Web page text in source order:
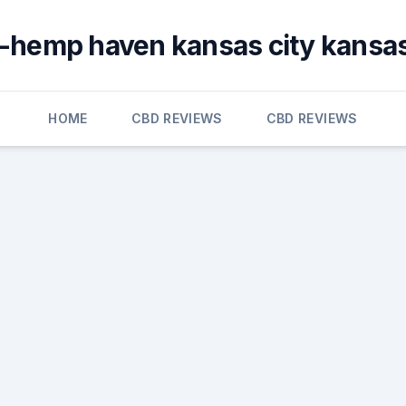
haven kansas city
HOME CBD REVIEWS CBD REVIEWS